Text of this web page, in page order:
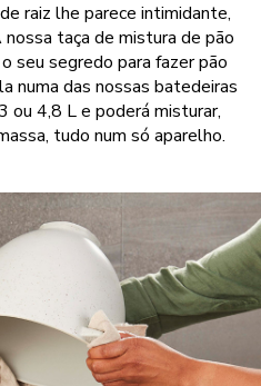
raiz lhe parece intimidante,
taça de mistura de pão
seu segredo para fazer pão
numa das nossas batedeiras
ou 4,8 L e poderá misturar,
tudo num só aparelho.